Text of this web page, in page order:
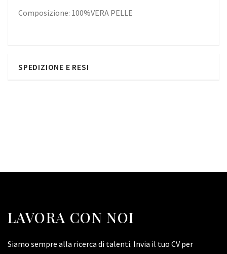
Composizione: 100%VERA PELLE
SPEDIZIONE E RESI
LAVORA CON NOI
Siamo sempre alla ricerca di talenti. Invia il tuo CV per